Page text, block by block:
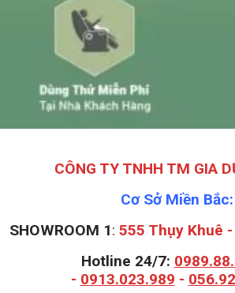
CÔNG TY TNHH TM GIA
Cơ Sở Miền Bắc:
SHOWROOM 1: 555 Thụy Khuê
Hotline 24/7:
- 0913.023.989 -